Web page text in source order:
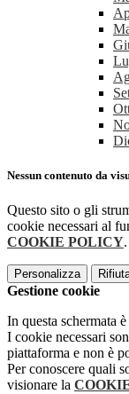
Nessun contenuto da
Questo sito o gli
cookie necessari al
COOKIE POLICY.
Personalizza
Gestione cookie
In questa schermata
I cookie necessari
piattaforma e non è
Per conoscere quali
visionare la